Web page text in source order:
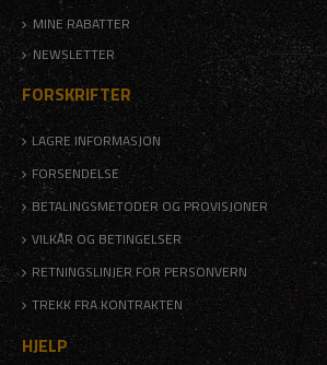
MINE RABATTER
NEWSLETTER
FORSKRIFTER
LAGRE INFORMASJON
FORSENDELSE
BETALINGSMETODER OG PROVISJONER
VILKÅR OG BETINGELSER
RETNINGSLINJER FOR PERSONVERN
TREKK FRA KONTRAKTEN
HJELP